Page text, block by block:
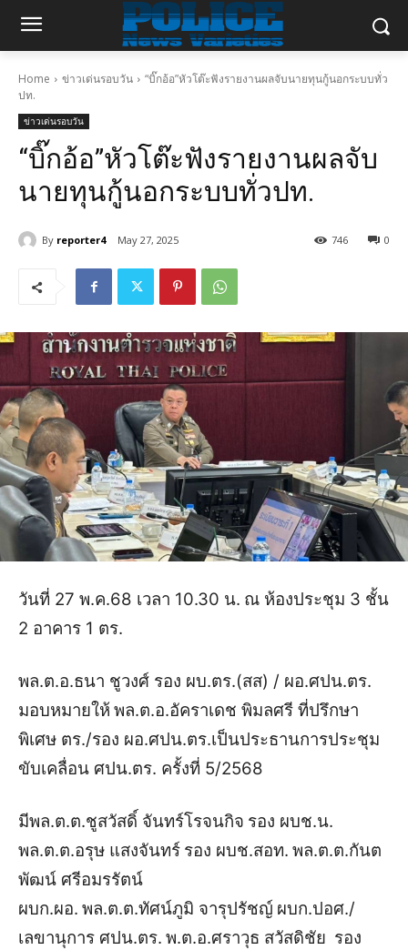
Home ข่าวเด่นรอบวัน
“บิ๊กอ้อ”หัวโต๊ะฟังรายงานผลจับนายทุนกู้นอกระบบทั่ว
ปท.
ข่าวเด่นรอบวัน
“บิ๊กอ้อ”หัวโต๊ะฟังรายงานผลจับ
นายทุนกู้นอกระบบทั่วปท.
By reporter4 May 27, 2025 0
746
วันที่ 27 พ.ค.68 เวลา 10.30 น. ณ ห้องประชุม 3 ชั้น
2 อาคาร 1 ตร.
พล.ต.อ.ธนา ชูวงศ์ รอง ผบ.ตร.(สส) / ผอ.ศปน.ตร.
มอบหมายให้ พล.ต.อ.อัคราเดช พิมลศรี ที่ปรึกษา
พิเศษ ตร./รอง ผอ.ศปน.ตร.เป็นประธานการประชุม
ขับเคลื่อน ศปน.ตร. ครั้งที่ 5/2568
มีพล.ต.ต.ชูสวัสดิ์ จันทร์โรจนกิจ รอง ผบช.น.
พล.ต.ต.อรุษ แสงจันทร์ รอง ผบช.สอท. พล.ต.ต.กันต
พัฒน์ ศรีอมรรัตน์
ผบก.ผอ. พล.ต.ต.ทัศน์ภูมิ จารุปรัชญ์ ผบก.ปอศ./
เลขานุการ ศปน.ตร. พ.ต.อ.ศราวุธ สวัสดิชัย รอง